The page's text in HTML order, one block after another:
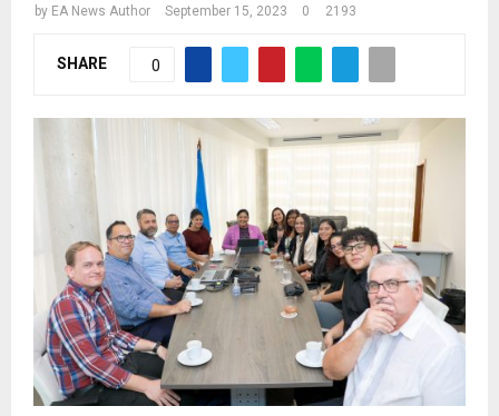
by EA News Author September 15, 2023 0 2193
SHARE 0